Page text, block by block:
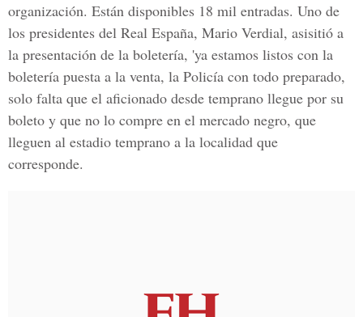
organización. Están disponibles 18 mil entradas. Uno de
los presidentes del Real España, Mario Verdial, asisitió a
la presentación de la boletería, 'ya estamos listos con la
boletería puesta a la venta, la Policía con todo preparado,
solo falta que el aficionado desde temprano llegue por su
boleto y que no lo compre en el mercado negro, que
lleguen al estadio temprano a la localidad que
corresponde.